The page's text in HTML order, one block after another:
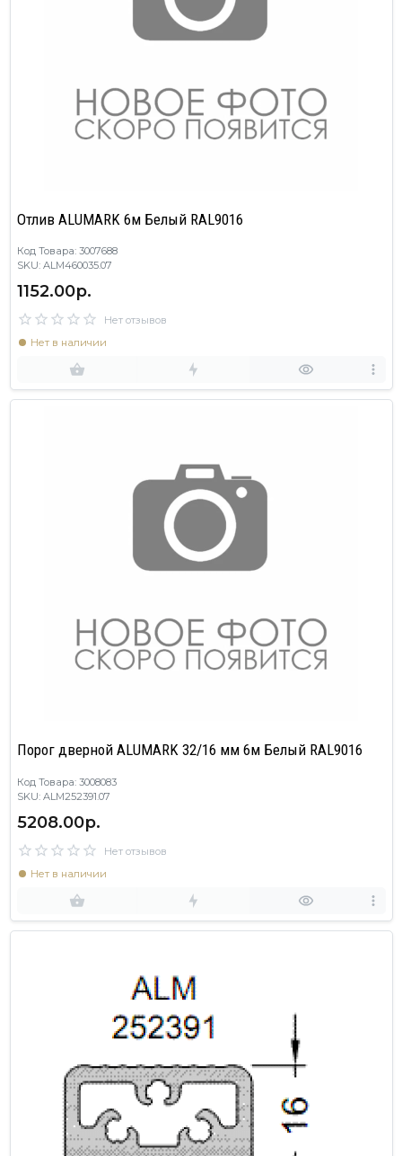
Отлив ALUMARK 6м Белый RAL9016
Код Товара: 3007688
SKU: ALM460035.07
1152.00р.
Нет отзывов
Нет в наличии
Порог дверной ALUMARK 32/16 мм 6м Белый RAL9016
Код Товара: 3008083
SKU: ALM252391.07
5208.00р.
Нет отзывов
Нет в наличии